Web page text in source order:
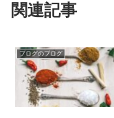
関連記事
ブログのブログ